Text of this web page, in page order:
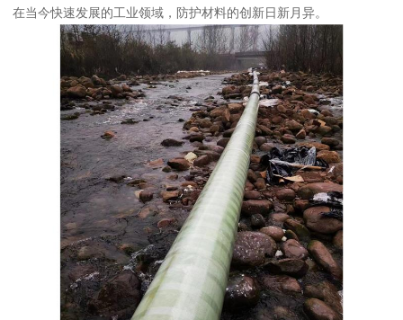
在当今快速发展的工业领域，防护材料的创新日新月异。